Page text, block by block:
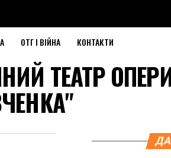
ОТГ І ВІЙНА КОНТАКТИ
ТЕАТР